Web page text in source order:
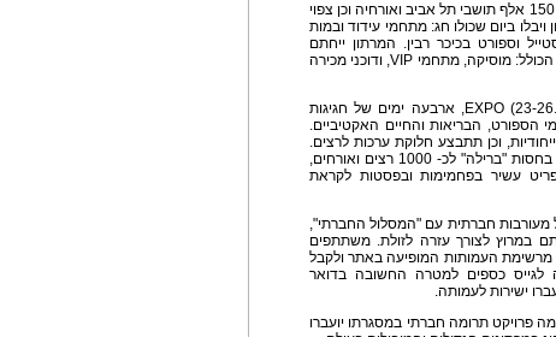
באירוע הספורט הענק צפויים להשתתף למעלה מ- 150 אלף תושבי תל אביב ואורחיה וכן צפוי
ביום שכולו חג: מתחמי עידוד ובמות
וספורט בכיכר רבין. המרתון ייחתם
בהפנינג ענק בחניון גני יהושע (מול גני התערוכה ), הכולל: מוסיקה, מתחמי VIP, ודוכני מכירה
בשבוע שלפני המרתון יתקיים ה- מרתון EXPO (23-26.2.2014), ארבעה ימים של חגיגות
הספורט, הבריאות והחיים האקטיביים.
וכן תתבצע חלוקת ערכות לרצים.
את הפסטיבל תחתום מסיבת הפסטה המסורתית בחסות "ברילה" לכ- 1000 רצים ואורחים,
עשיר בפחמימות ובפסטות לקראת
חברתית עם "המסלול החברתי",
במרוץ לצורך עזרה לזולת. משתתפים
מרשימת העמותות המופיעה באתר ולקבל
לגייס כספים למטרה החשובה בדואר
ישירות לעמותה.
פרויקט תרומה חברתי במסגרתו יועברו